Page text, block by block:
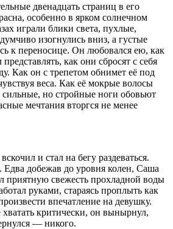
двенадцать страниц в его
особенно в ярком солнечном
играли блики света, пухлые,
изогнулись вниз, а густые
к переносице. Он любовался ею, как
как они сбросят с себя
Как он с трепетом обнимет её под
веса. Как её мокрые волосы
сильные, но стройные ноги обовьют
мечтания вторгся не менее
и стал на бегу раздеваться.
Едва добежав до уровня колен, Саша
приятную свежесть прохладной воды
руками, стараясь проплыть как
впечатление на девушку.
хватать критически, он вынырнул,
— никого.